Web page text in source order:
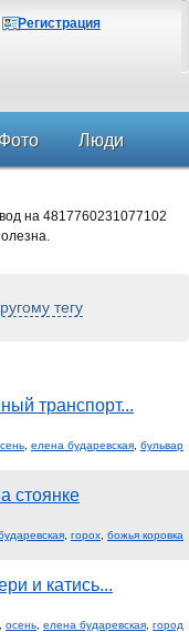
Регистрация
Фото Люди
на 4817760231077102
тегу
транспорт...
елена бударевская бульвар
стоянке
горох божья коровка
и катись...
осень елена бударевская город